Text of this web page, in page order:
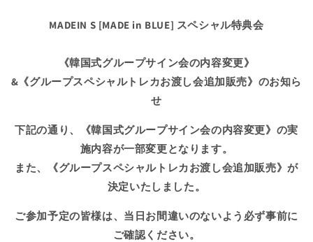
MADEIN S [MADE in BLUE] スペシャル特典会
《韓国式グループサイン会の内容変更》
&《グループスペシャルトレカお渡し会追加販売》のお知ら
せ
下記の通り、《韓国式グループサイン会の内容変更》の実
施内容が一部変更となります。
また、《グループスペシャルトレカお渡し会追加販売》が
決定いたしました。
ご参加予定の皆様は、当日お間違いのないよう必ず事前に
ご確認ください。